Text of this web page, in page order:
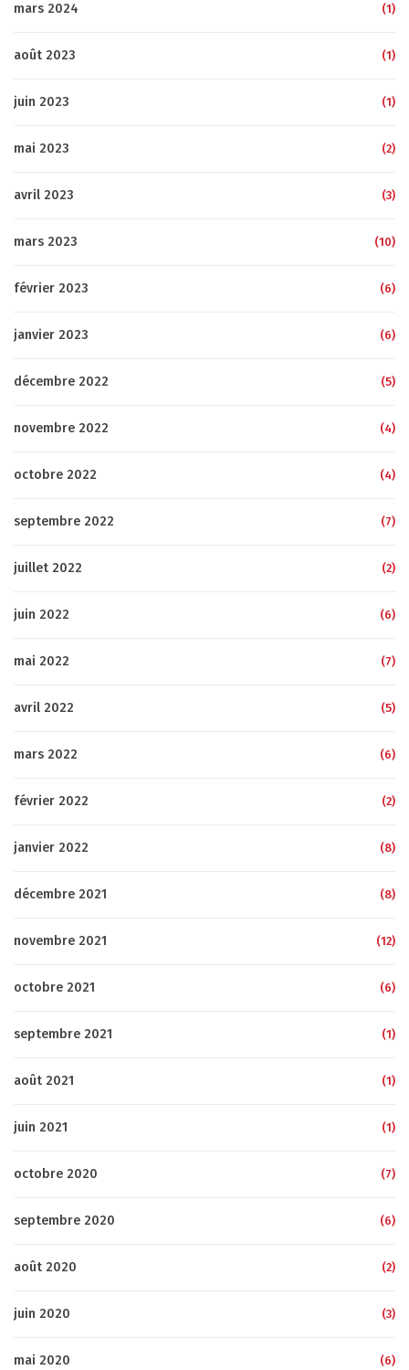
mars 2024 (1)
août 2023 (1)
juin 2023 (1)
mai 2023 (2)
avril 2023 (3)
mars 2023 (10)
février 2023 (6)
janvier 2023 (6)
décembre 2022 (5)
novembre 2022 (4)
octobre 2022 (4)
septembre 2022 (7)
juillet 2022 (2)
juin 2022 (6)
mai 2022 (7)
avril 2022 (5)
mars 2022 (6)
février 2022 (2)
janvier 2022 (8)
décembre 2021 (8)
novembre 2021 (12)
octobre 2021 (6)
septembre 2021 (1)
août 2021 (1)
juin 2021 (1)
octobre 2020 (7)
septembre 2020 (6)
août 2020 (2)
juin 2020 (3)
mai 2020 (6)